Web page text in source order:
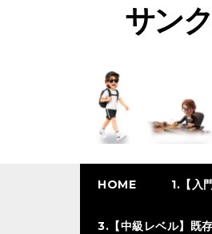
サン
HOME 1.【入
3.【中級レベル】既